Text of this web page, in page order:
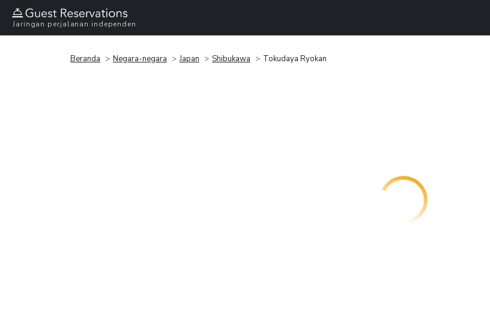
Jaringan perjalanan independen
Beranda Negara-negara Japan Shibukawa Tokudaya Ryokan